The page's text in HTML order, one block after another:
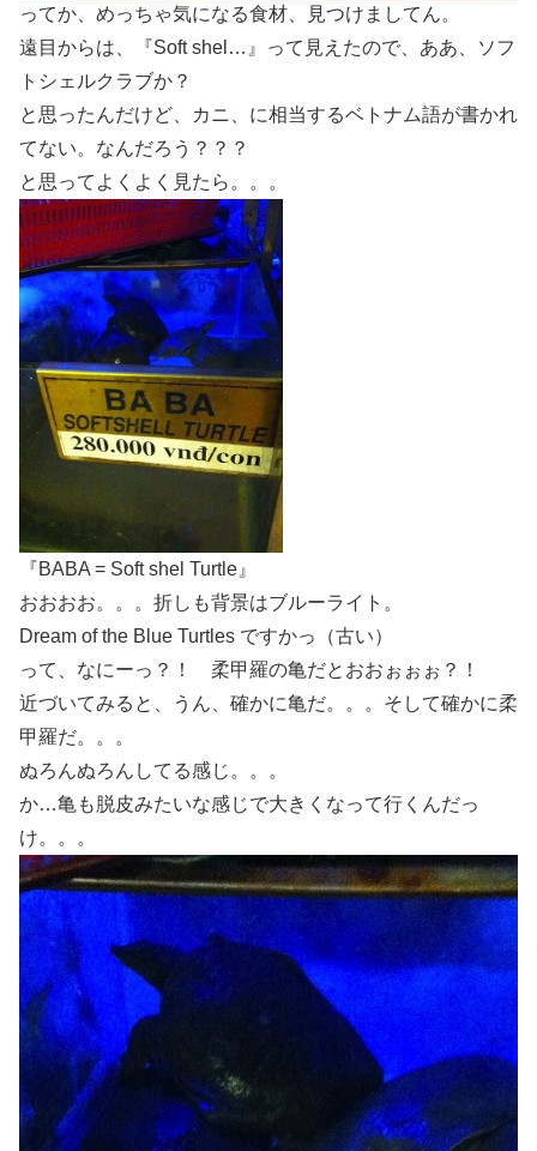
ってか、めっちゃ気になる食材、見つけましてん。
遠目からは、『Soft shel…』って見えたので、ああ、ソフ
トシェルクラブか？
と思ったんだけど、カニ、に相当するベトナム語が書かれ
てない。なんだろう？？？
と思ってよくよく見たら。。。
『BABA = Soft shel Turtle』
おおおお。。。折しも背景はブルーライト。
Dream of the Blue Turtles ですかっ（古い）
って、なにーっ？！ 柔甲羅の亀だとおおぉぉぉ？！
近づいてみると、うん、確かに亀だ。。。そして確かに柔
甲羅だ。。。
ぬろんぬろんしてる感じ。。。
か…亀も脱皮みたいな感じで大きくなって行くんだっ
け。。。